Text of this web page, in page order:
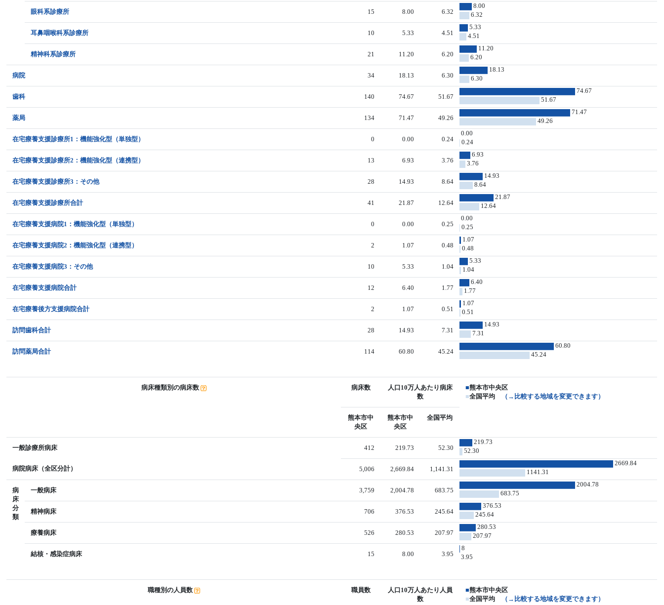
眼科系診療所 15 8.00 6.32
8.00
6.32
耳鼻咽喉科系診療所 10 5.33 4.51
5.33
4.51
精神科系診療所 21 11.20 6.20
11.20
6.20
病院 34 18.13 6.30
18.13
6.30
歯科 140 74.67 51.67
74.67
51.67
薬局 134 71.47 49.26
71.47
49.26
在宅療養支援診療所1：機能強化型（単独型） 0 0.00 0.24
0.00
0.24
在宅療養支援診療所2：機能強化型（連携型） 13 6.93 3.76
6.93
3.76
在宅療養支援診療所3：その他 28 14.93 8.64
14.93
8.64
在宅療養支援診療所合計 41 21.87 12.64
21.87
12.64
在宅療養支援病院1：機能強化型（単独型） 0 0.00 0.25
0.00
0.25
在宅療養支援病院2：機能強化型（連携型） 2 1.07 0.48
1.07
0.48
在宅療養支援病院3：その他 10 5.33 1.04
5.33
1.04
在宅療養支援病院合計 12 6.40 1.77
6.40
1.77
在宅療養後方支援病院合計 2 1.07 0.51
1.07
0.51
訪問歯科合計 28 14.93 7.31
14.93
7.31
訪問薬局合計 114 60.80 45.24
60.80
45.24
病床種類別の病床数 病床数
人口10万人あたり病床
数
■熊本市中央区
■全国平均 （→比較する地域を変更できます）
熊本市中
央区
熊本市中
央区
全国平均
一般診療所病床 412 219.73 52.30
219.73
52.30
病院病床（全区分計） 5,006 2,669.84 1,141.31
2669.84
1141.31
病
床
分
類
一般病床 3,759 2,004.78 683.75
2004.78
683.75
精神病床 706 376.53 245.64
376.53
245.64
療養病床 526 280.53 207.97
280.53
207.97
結核・感染症病床 15 8.00 3.95
8
3.95
職種別の人員数 職員数
人口10万人あたり人員
数
■熊本市中央区
■全国平均 （→比較する地域を変更できます）